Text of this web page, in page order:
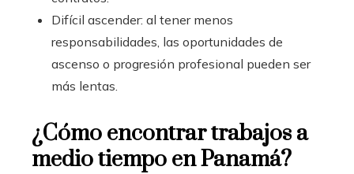
Difícil ascender: al tener menos
responsabilidades, las oportunidades de
ascenso o progresión profesional pueden ser
más lentas.
¿Cómo encontrar trabajos a
medio tiempo en Panamá?